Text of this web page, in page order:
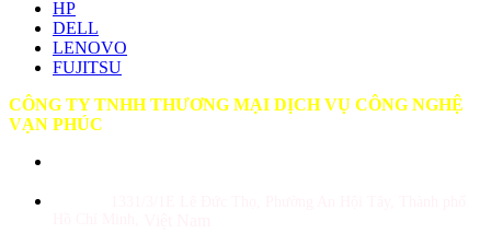
HP
DELL
LENOVO
FUJITSU
CÔNG TY TNHH THƯƠNG MẠI DỊCH VỤ CÔNG NGHỆ
VẠN PHÚC